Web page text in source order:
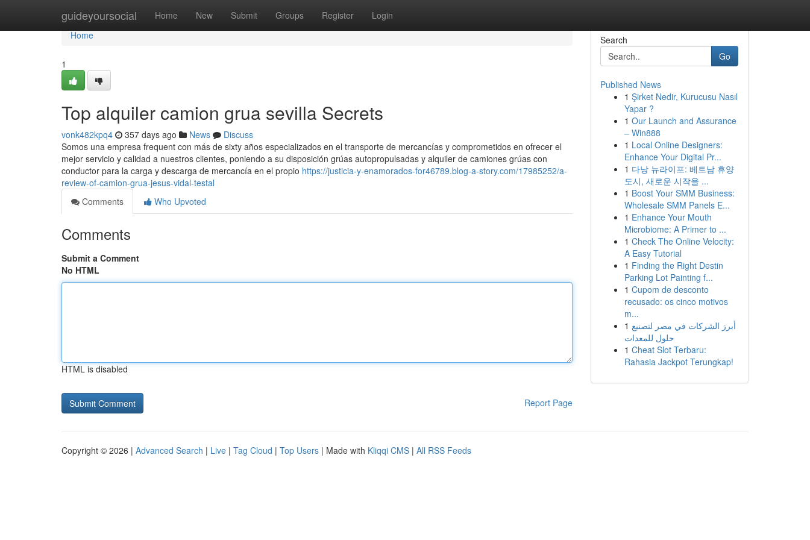
guideyoursocial Home New Submit Groups Register Login
Home
Home
1
Top alquiler camion grua sevilla Secrets
vonk482kpq4 357 days ago News
Discuss
Somos una empresa frequent con más de sixty años especializados en el transporte de mercancías y comprometidos en ofrecer el
mejor servicio y calidad a nuestros clientes, poniendo a su disposición grúas autopropulsadas y alquiler de camiones grúas con
conductor para la carga y descarga de mercancía en el propio https://justicia-y-enamorados-for46789.blog-a-story.com/17985252/a-
review-of-camion-grua-jesus-vidal-testal
Comments
Who Upvoted
Comments
Submit a Comment
No HTML
HTML is disabled
Report Page
Search
Go
Published News
1 Şirket Nedir, Kurucusu Nasıl
Yapar ?
1 Our Launch and Assurance
– Win888
1 Local Online Designers:
Enhance Your Digital Pr...
1 다낭 뉴라이프: 베트남 휴양
도시, 새로운 시작을 ...
1 Boost Your SMM Business:
Wholesale SMM Panels E...
1 Enhance Your Mouth
Microbiome: A Primer to ...
1 Check The Online Velocity:
A Easy Tutorial
1 Finding the Right Destin
Parking Lot Painting f...
1 Cupom de desconto
recusado: os cinco motivos
m...
1 أبرز الشركات في مصر لتصنيع
حلول للمعدات
1 Cheat Slot Terbaru:
Rahasia Jackpot Terungkap!
Copyright © 2026 | Advanced Search | Live | Tag Cloud | Top Users | Made with Kliqqi CMS | All RSS Feeds